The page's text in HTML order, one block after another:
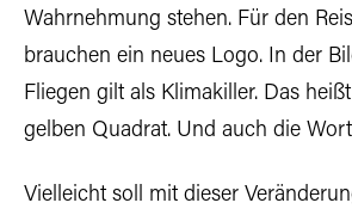
Wahrnehmung stehen. Für den
brauchen ein neues Logo. In der
Fliegen gilt als Klimakiller. Das
gelben Quadrat. Und auch die
Vielleicht soll mit dieser